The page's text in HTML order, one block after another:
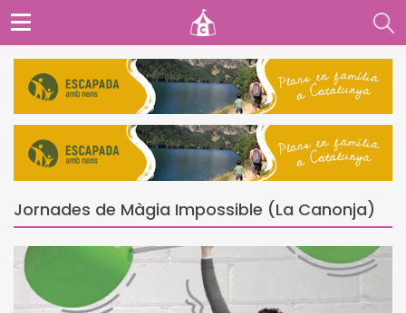
Jornades de Màgia Impossible (La Canonja)